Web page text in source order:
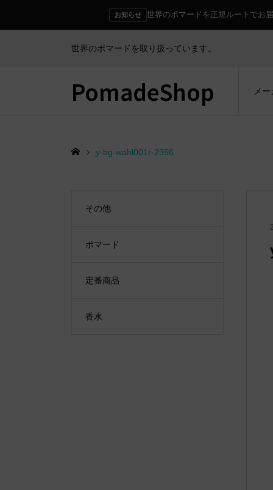
お知らせ 世界のポマードを正規ルートでお
世界のポマードを取り扱っています。
PomadeShop メ
y-bg-wahl001r-2356
その他
ポマード
定番商品
香水